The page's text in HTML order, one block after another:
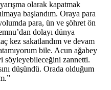
olarak kapatmak
başlandım. Oraya para
para, ün ve şöhret ön
dolayı dünya
kez sakatlandım ve devam
bile. Acun ağabey
söyleyebileceğini zannetti.
düşündü. Orada olduğum